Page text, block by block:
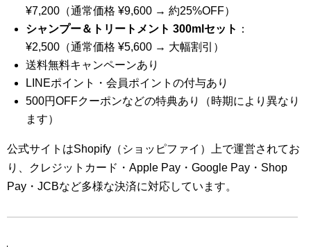
¥7,200（通常価格 ¥9,600 → 約25%OFF）
シャンプー＆トリートメント 300mlセット ：
¥2,500（通常価格 ¥5,600 → 大幅割引）
送料無料キャンペーンあり
LINEポイント・会員ポイントの付与あり
500円OFFクーポンなどの特典あり（時期により異なり
ます）
公式サイトはShopify（ショッピファイ）上で運営されてお
り、クレジットカード・Apple Pay・Google Pay・Shop
Pay・JCBなど多様な決済に対応しています。